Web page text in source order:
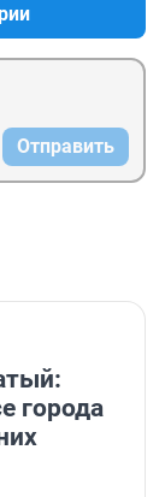
Отправить
города